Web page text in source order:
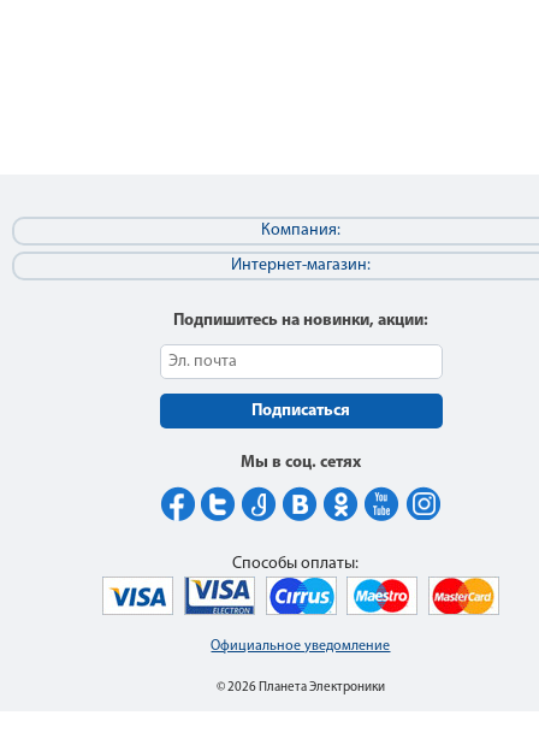
Компания:
Интернет-магазин:
Подпишитесь на новинки, акции:
Подписаться
Мы в соц. сетях
Официальное уведомление
© 2026 Планета Электроники
Способы оплаты: